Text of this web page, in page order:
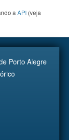
a API (veja
Porto Alegre